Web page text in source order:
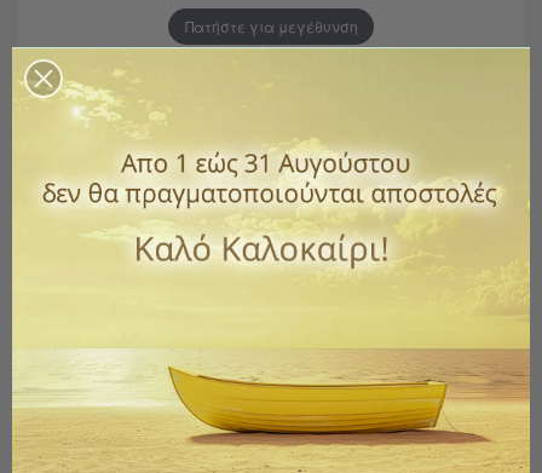
Πατήστε για μεγέθυνση
Σκαλιστό Μπρούτζινο Οικιακό Θυμιατό
Με Ξύλινη Λαβή – 16 Cm
2032-V4027B
13,00 €
Ύψος: 16 cm
Βάρος: 0.250 kg